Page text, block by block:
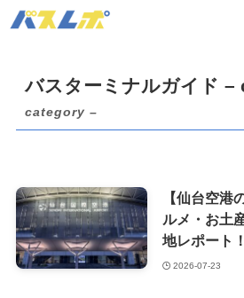
バスターミナルガイド –
category –
【仙台空港
ルメ・お土
地レポート！
2026-07-23